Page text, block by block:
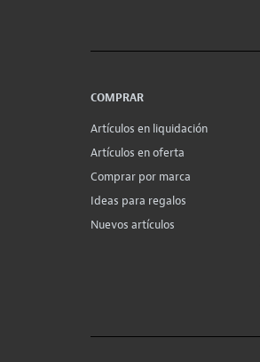
COMPRAR
Artículos en liquidación
Artículos en oferta
Comprar por marca
Ideas para regalos
Nuevos artículos